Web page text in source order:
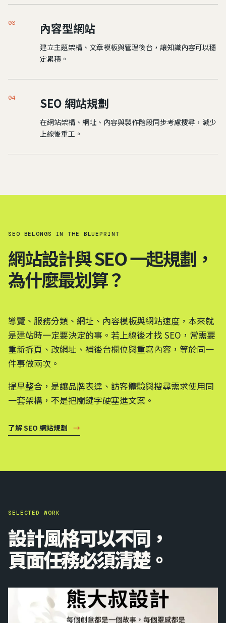
03 內容型網站
建立主題架構、文章模板與管理後台，讓知識內容可以穩
定累積。
04 SEO 網站規劃
在網站架構、網址、內容與製作階段同步考慮搜尋，減少
上線後重工。
SEO BELONGS IN THE BLUEPRINT
網站設計與 SEO 一起規劃，
為什麼最划算？
導覽、服務分類、網址、內容模板與網站速度，本來就
是建站時一定要決定的事。若上線後才找 SEO，常需要
重新拆頁、改網址、補後台欄位與重寫內容，等於同一
件事做兩次。
提早整合，是讓品牌表達、訪客體驗與搜尋需求使用同
一套架構，不是把關鍵字硬塞進文案。
了解 SEO 網站規劃 →
SELECTED WORK
設計風格可以不同，
頁面任務必須清楚。